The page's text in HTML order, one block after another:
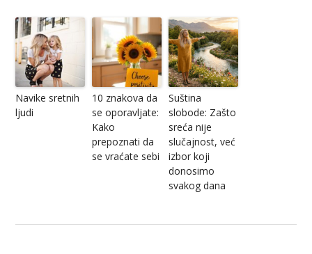
Navike sretnih
ljudi
10 znakova da
se oporavljate:
Kako
prepoznati da
se vraćate sebi
Suština
slobode: Zašto
sreća nije
slučajnost, već
izbor koji
donosimo
svakog dana